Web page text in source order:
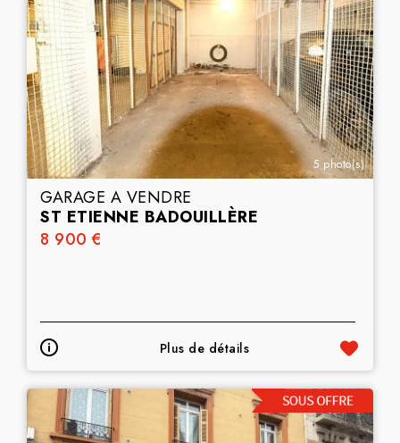
5 photo(s)
GARAGE A VENDRE
ST ETIENNE BADOUILLÈRE
8 900 €
Plus de détails